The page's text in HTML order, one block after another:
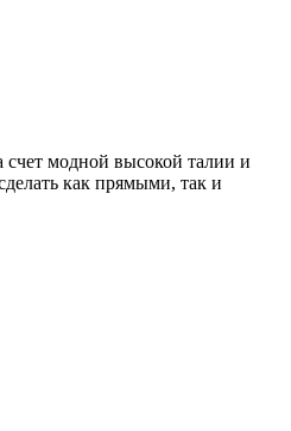
модной высокой талии и
как прямыми, так и